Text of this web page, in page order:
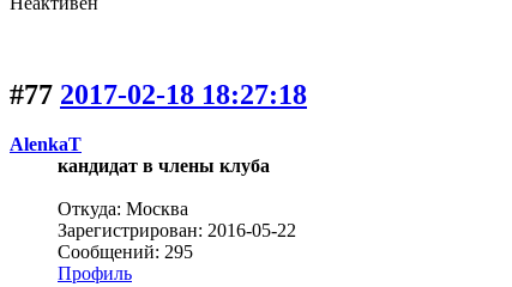
#77 2017-02-18 18:27:18
AlenkaT
кандидат в члены клуба
Откуда: Москва
Зарегистрирован: 2016-05-22
Сообщений: 295
Профиль